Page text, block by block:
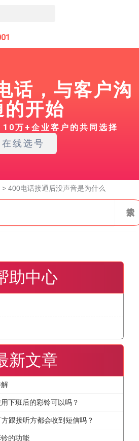
话，与客户沟
的开始
万+企业客户的共同选择
在线选号
> 400电话接通后没声音是为什么
搜索
助中心
新文章
下班后的彩铃可以吗？
跟接听方都会收到短信吗？
的功能